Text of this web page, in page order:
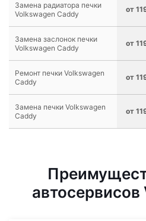
Замена радиатора печки
Volkswagen Caddy
от
Замена заслонок печки
Volkswagen Caddy
от
Ремонт печки Volkswagen
Caddy
от
Замена печки Volkswagen
Caddy
от